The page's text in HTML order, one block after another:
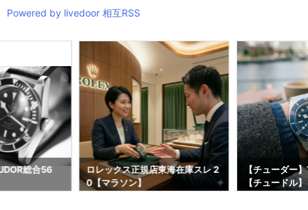
Powered by livedoor 相互RSS
総合56
ロレックス正規店東海在庫スレ 2
0【マラソン】
【チューダー
【チュードル】